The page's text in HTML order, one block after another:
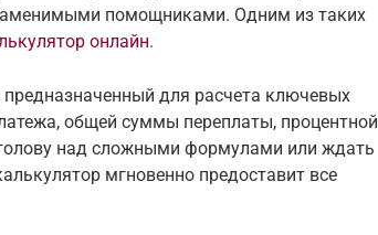
помощниками. Одним из таких
онлайн.
для расчета ключевых
общей суммы переплаты, процентной
над сложными формулами или ждать
мгновенно предоставит все